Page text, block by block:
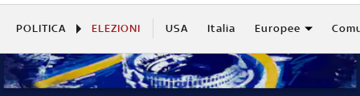
POLITICA ELEZIONI USA Italia Europee